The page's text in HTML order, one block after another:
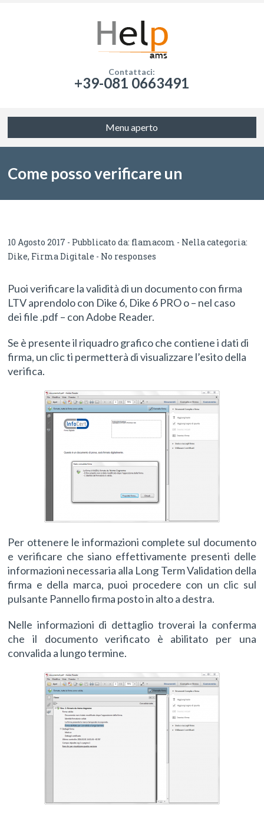
Contattaci:
+39-081 0663491
Menu aperto
Come posso verificare un
10 Agosto 2017 - Pubblicato da: flamacom - Nella categoria:
Dike, Firma Digitale - No responses
Puoi verificare la validità di un documentocon firma
LTV aprendolo con Dike 6, Dike 6 PROo – nel caso
deifile .pdf – con Adobe Reader.
Se è presente il riquadro grafico che contiene i dati di
firma, un clic ti permetterà di visualizzare l’esito della
verifica.
Per ottenere le informazioni complete sul documento
e verificare che siano effettivamente presenti delle
informazioni necessaria alla Long Term Validation della
firma e della marca, puoi procedere con un clic sul
pulsante Pannello firma posto in alto a destra.
Nelle informazioni di dettaglio troverai la conferma
che il documento verificato è abilitato per una
convalida a lungo termine.